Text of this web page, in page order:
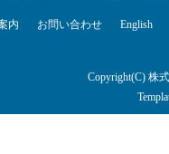
内 お問い合わせ English
Copyright(C) 株